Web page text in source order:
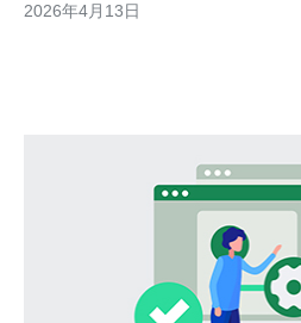
转。 优势细化 具体优势有：网络延迟低、可选IP资源丰富、机房
2026年4月13日